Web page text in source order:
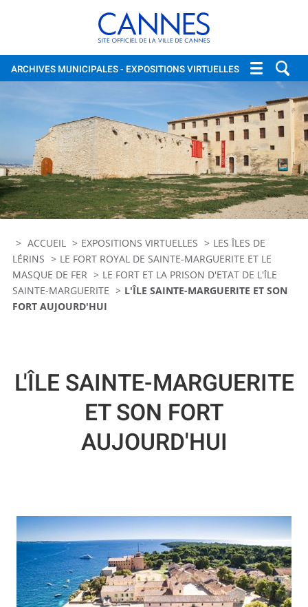
Cannes, site officiel de la
ARCHIVES MUNICIPALES- EXPOSITIONS VIRTUELLES
ACCUEIL EXPOSITIONS VIRTUELLES
LES ÎLES DE
LÉRINS
LE FORT ROYAL DE SAINTE-MARGUERITE ET LE
MASQUE DE FER
LE FORT ET LA PRISON D'ETAT DE L'ÎLE
SAINTE-MARGUERITE
L'ÎLE SAINTE-MARGUERITE ET SON
FORT AUJOURD'HUI
L'ÎLE SAINTE-MARGUERITE
ET SON FORT
AUJOURD'HUI